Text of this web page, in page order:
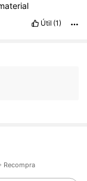
Útil (1)
Recompra